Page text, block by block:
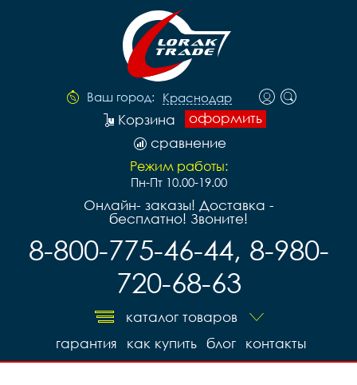
Ваш город: Краснодар
оформить
Корзина
сравнение
Режим работы:
Пн-Пт 10.00-19.00
Онлайн- заказы! Доставка -
бесплатно! Звоните!
8-800-775-46-44, 8-980-
720-68-63
каталог товаров
контакты
блог
как купить
гарантия